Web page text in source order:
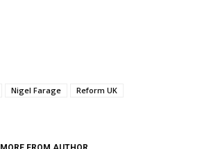
Nigel Farage
Reform UK